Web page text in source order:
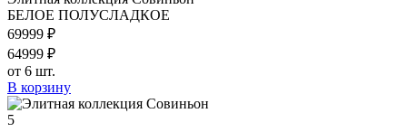
БЕЛОЕ ПОЛУСЛАДКОЕ
69999 ₽
64999 ₽
от 6 шт.
В корзину
5